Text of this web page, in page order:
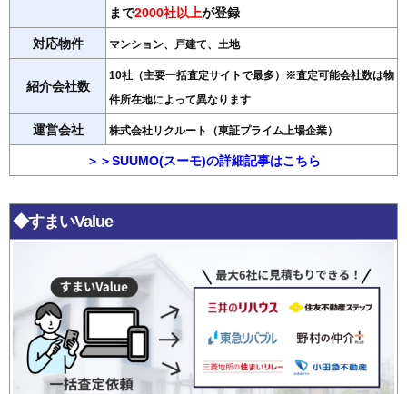
まで2000社以上が登録
対応物件 マンション、戸建て、土地
紹介会社数
10社（主要一括査定サイトで最多）※査定可能会社数は物
件所在地によって異なります
運営会社 株式会社リクルート（東証プライム上場企業）
＞＞SUUMO(スーモ)の詳細記事はこちら
◆すまいValue